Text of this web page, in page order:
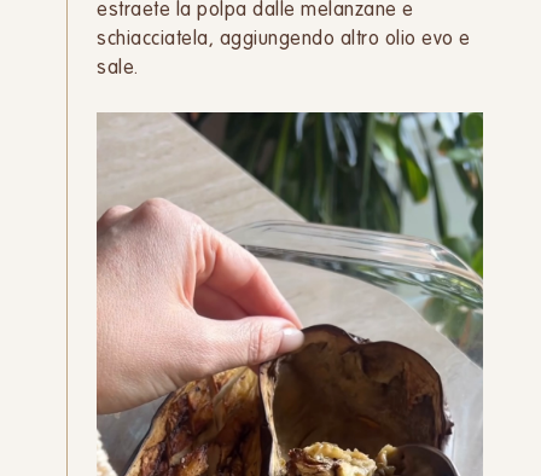
estraete la polpa dalle melanzane e
schiacciatela, aggiungendo altro olio evo e
sale.